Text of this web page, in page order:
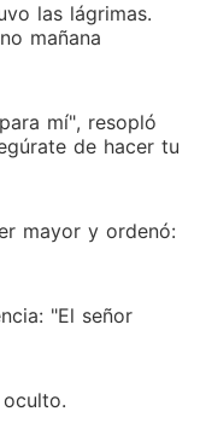
las lágrimas.
mañana
mí", resopló
de hacer tu
mayor y ordenó:
"El señor